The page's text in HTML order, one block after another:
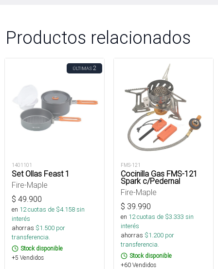
Productos relacionados
ÚLTIMAS2
1401101
Set Ollas Feast 1
Fire-Maple
$ 49.900
en 12cuotas de $4.158sin
interés
ahorras $1.500 por
transferencia.
Stock disponible
+5 Vendidos
FMS-121
Cocinilla Gas FMS-121
Spark c/Pedernal
Fire-Maple
$ 39.990
en 12cuotas de $3.333 sin
interés
ahorras $1.200 por
transferencia.
Stock disponible
+60 Vendidos